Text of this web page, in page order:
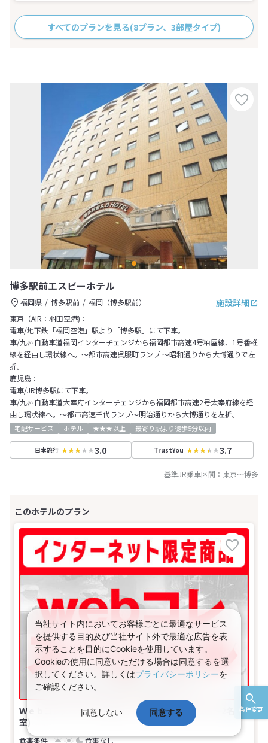
条件変更
すべてのプランを見る(8プラン、3部屋タイプ)
博多駅前エスビーホテル
施設詳細
福岡県 博多駅前
福岡（博多駅前）
東京（AIR：羽田空港)：
電車/地下鉄「福岡空港」駅より「博多駅」にて下車。
車/九州自動車道福岡インターチェンジから福岡都市高速4号粕屋線、1号香椎
線を経由し環状線へ。～都市高速呉服町ランプ ～昭和通りから大博通りで左
折。
鹿児島：
電車/JR博多駅にて下車。
車/九州自動車道大宰府インターチェンジから福岡都市高速2号太宰府線を経
由し環状線へ。～都市高速千代ランプ～明治通りから大博通りを左折。
宅配サービス ホテル ★★★以上 最寄り駅より徒歩5分以内
日本旅行 3.0 TrustYou 3.7
基準JR乗車区間： 東京～博多
Ｗｅｂコレスペシャル★九州 －【禁煙】ダブル(1名～2名1
室)
食事なし
当社サイト内においてお客様ごとに最適なサービス
を提供する目的及び当社サイト外で最適な広告を表
示することを目的にCookieを使用しています。
Cookieの使用に同意いただける場合は同意するを選
択してください。詳しくはプライバシーポリシーを
ご確認ください。
同意しない 同意する